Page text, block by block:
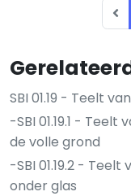
SBI 01.19 - Teelt
-SBI 01.19.1 -
de volle grond
-SBI 01.19.2 -
onder glas